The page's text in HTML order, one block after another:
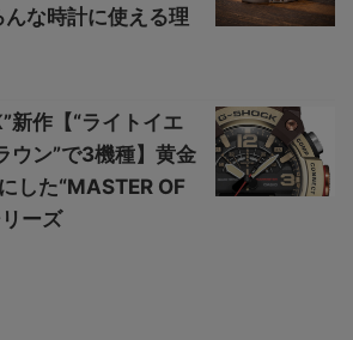
んな時計に使える理
新作【“ライトイエ
ウン”で3機種】黄金
した“MASTER OF
ーズ